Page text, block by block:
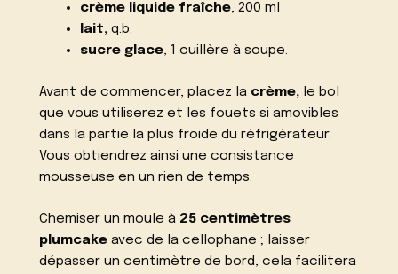
crème liquide fraîche, 200 ml
lait,q.b.
sucre glace, 1 cuillère à soupe.
Avant de commencer, placez la crème, le bol
que vous utiliserez et les fouets si amovibles
dans la partie la plus froide du réfrigérateur.
Vous obtiendrez ainsi une consistance
mousseuse en un rien de temps.
Chemiser un moule à 25 centimètres
plumcake avec de la cellophane ; laisser
dépasser un centimètre de bord, cela facilitera